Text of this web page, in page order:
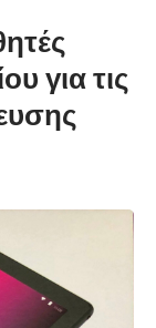
για τις